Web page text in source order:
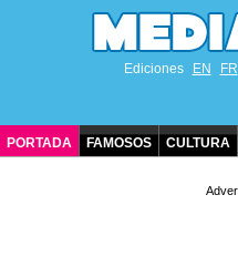
Ediciones EN FR
PORTADA FAMOSOS CULTURA